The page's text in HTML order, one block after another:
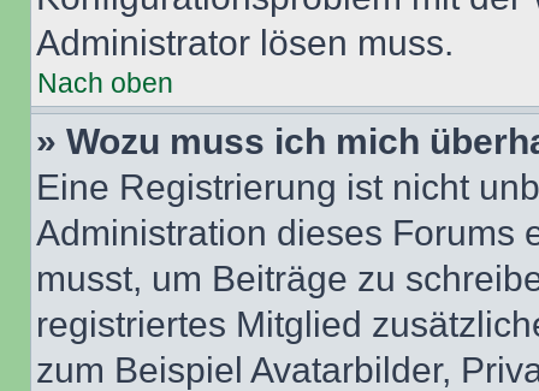
Administrator lösen muss.
Nach oben
» Wozu muss ich mich
Eine Registrierung ist nicht
Administration dieses Forums
musst, um Beiträge zu
registriertes Mitglied
zum Beispiel Avatarbilder,